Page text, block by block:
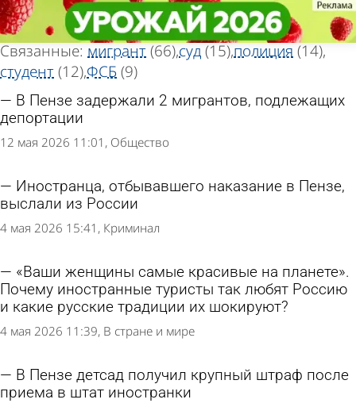
«Иностранец»
Тег новостей
Всего найдено 144 новости
Связанные: мигрант(66)суд(15)полиция (14)
студент(12)ФСБ (9)
В Пензе задержали 2 мигрантов, подлежащих
депортации
12 мая 2026 11:01 Общество
Иностранца, отбывавшего наказание в Пензе,
выслали из России
4 мая 2026 15:41 Криминал
«Ваши женщины самые красивые на планете».
Почему иностранные туристы так любят Россию
и какие русские традиции их шокируют?
4 мая 2026 11:39 В стране и мире
В Пензе детсад получил крупный штраф после
приема в штат иностранки
«Иностранец»
Тег новостей